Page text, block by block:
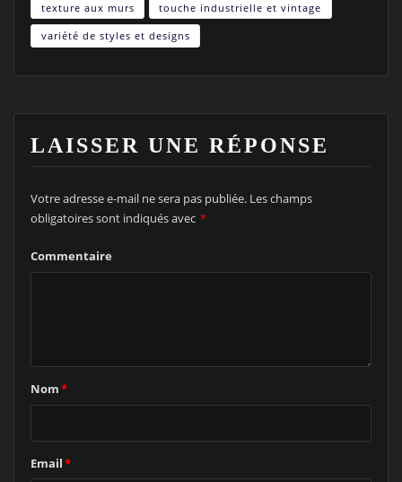
texture aux murs touche industrielle et vintage
variété de styles et designs
LAISSER UNE RÉPONSE
Votre adresse e-mail ne sera pas publiée. Les champs
obligatoires sont indiqués avec *
Commentaire
Nom*
Email*